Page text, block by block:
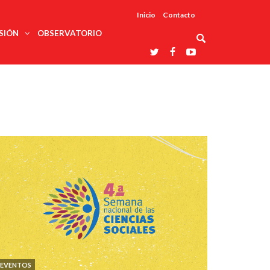
Inicio Contacto
ciencias
pública
social
temáticas
Laboratorios
nacionales
Entidades
afines
De México
En Su 475
Aniversario
OBSERVATORIO
EVENTOS